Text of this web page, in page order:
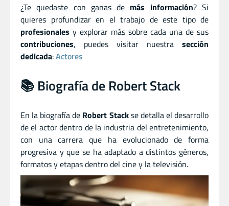
¿Te quedaste con ganas de más información? Si
quieres profundizar en el trabajo de este tipo de
profesionales y explorar más sobre cada una de sus
contribuciones, puedes visitar nuestra sección
dedicada:Actores
📚 Biografía de Robert Stack
En la biografía de Robert Stackse detalla el desarrollo
de el actor dentro de la industria del entretenimiento,
con una carrera que ha evolucionado de forma
progresiva y que se ha adaptado a distintos géneros,
formatos y etapas dentro del cine y la televisión.